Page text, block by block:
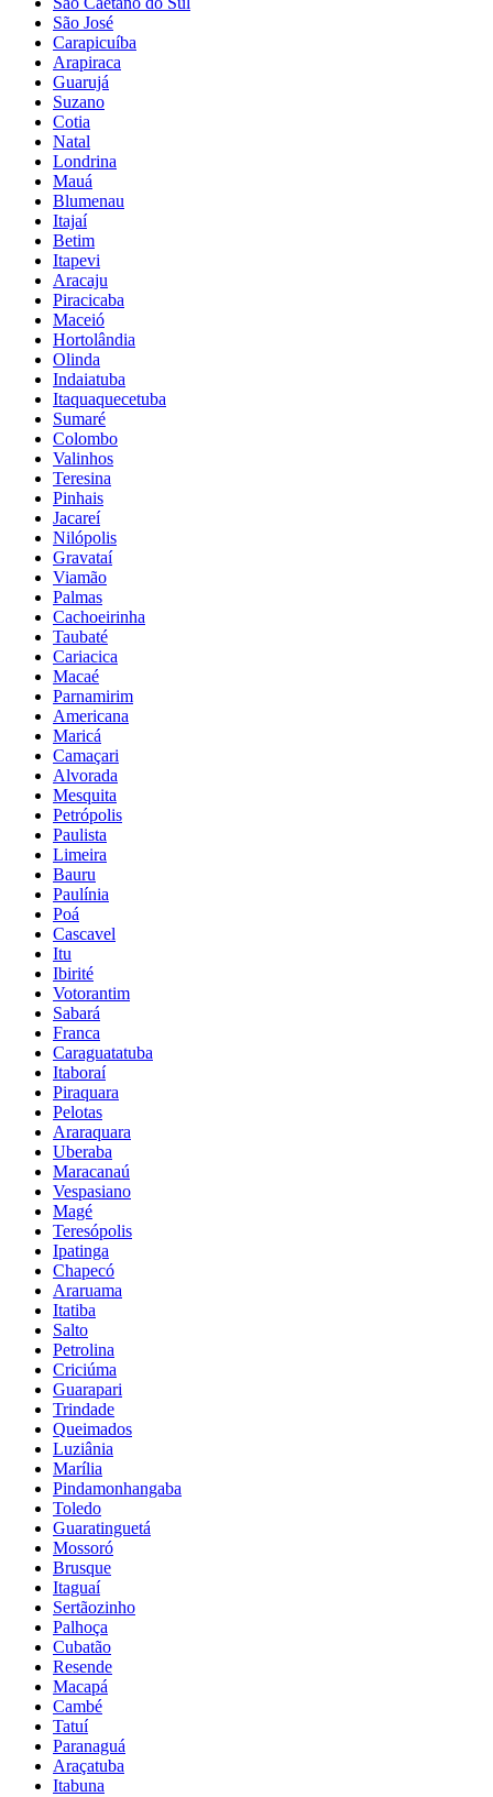
São José
Carapicuíba
Arapiraca
Guarujá
Suzano
Cotia
Natal
Londrina
Mauá
Blumenau
Itajaí
Betim
Itapevi
Aracaju
Piracicaba
Maceió
Hortolândia
Olinda
Indaiatuba
Itaquaquecetuba
Sumaré
Colombo
Valinhos
Teresina
Pinhais
Jacareí
Nilópolis
Gravataí
Viamão
Palmas
Cachoeirinha
Taubaté
Cariacica
Macaé
Parnamirim
Americana
Maricá
Camaçari
Alvorada
Mesquita
Petrópolis
Paulista
Limeira
Bauru
Paulínia
Poá
Cascavel
Itu
Ibirité
Votorantim
Sabará
Franca
Caraguatatuba
Itaboraí
Piraquara
Pelotas
Araraquara
Uberaba
Maracanaú
Vespasiano
Magé
Teresópolis
Ipatinga
Chapecó
Araruama
Itatiba
Salto
Petrolina
Criciúma
Guarapari
Trindade
Queimados
Luziânia
Marília
Pindamonhangaba
Toledo
Guaratinguetá
Mossoró
Brusque
Itaguaí
Sertãozinho
Palhoça
Cubatão
Resende
Macapá
Cambé
Tatuí
Paranaguá
Araçatuba
Itabuna